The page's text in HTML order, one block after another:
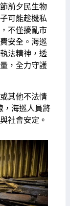
前夕民生物
可能趁機私
不僅擾亂市
安全。海巡
法精神，透
，全力守護
其他不法情
，海巡人員將
社會安定。